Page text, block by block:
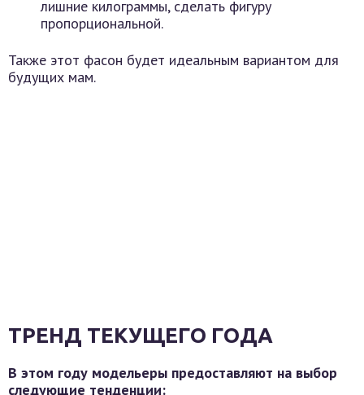
лишние килограммы, сделать фигуру
пропорциональной.
Также этот фасон будет идеальным вариантом для
будущих мам.
ТРЕНД ТЕКУЩЕГО ГОДА
В этом году модельеры предоставляют на выбор
следующие тенденции: